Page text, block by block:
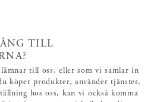
TILL
till oss, eller som vi samlar in
köper produkter, använder tjänster,
hos oss, kan vi också komma